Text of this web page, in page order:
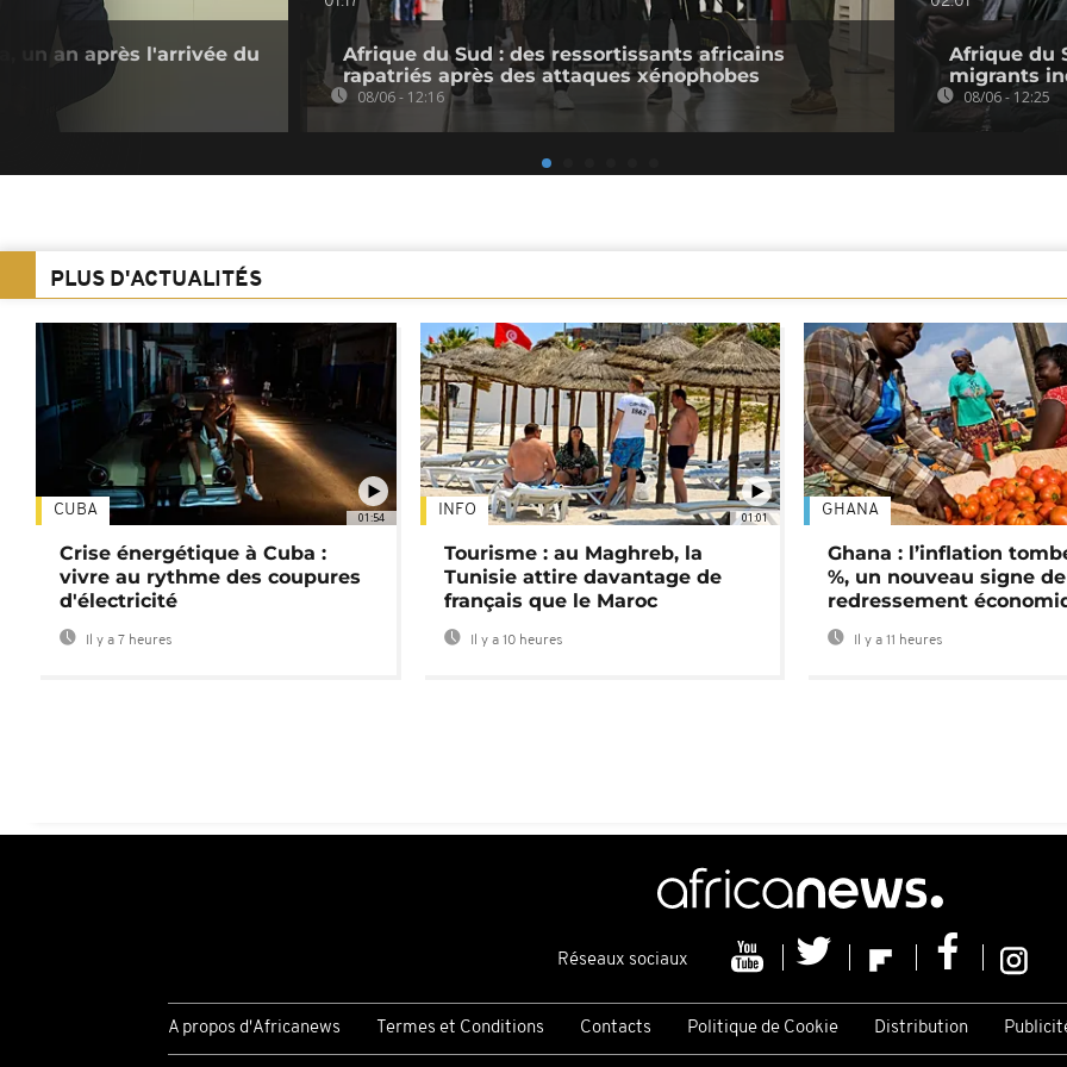
un an après l'arrivée du
Afrique du Sud : des ressortissants africains
rapatriés après des attaques xénophobes
08/06 - 12:16
Afrique du
migrants
08/06 - 12:25
PLUS D'ACTUALITÉS
01:54
CUBA
Crise énergétique à Cuba :
vivre au rythme des coupures
d'électricité
Il y a 7 heures
01:01
INFO
Tourisme : au Maghreb, la
Tunisie attire davantage de
français que le Maroc
Il y a 10 heures
GHANA
Ghana : l’inflation
%, un nouveau signe de
redressement
Il y a 11 heures
Réseaux sociaux
A propos d'Africanews Termes et Conditions Contacts Politique de Cookie Distribution